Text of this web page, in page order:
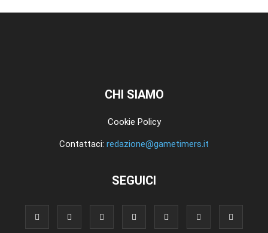
CHI SIAMO
Cookie Policy
Contattaci: redazione@gametimers.it
SEGUICI